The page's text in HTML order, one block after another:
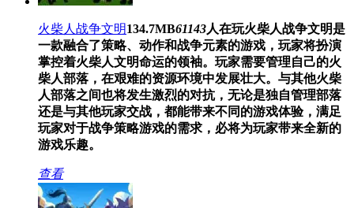
火柴人战争文明134.7MB61143人在玩火柴人战争文明是
一款融合了策略、动作和战争元素的游戏，玩家将扮演
掌控着火柴人文明命运的领袖。玩家需要管理自己的火
柴人部落，在艰难的资源环境中发展壮大。与其他火柴
人部落之间也将发生激烈的对抗，无论是独自管理部落
还是与其他玩家交战，都能带来不同的游戏体验，满足
玩家对于战争策略游戏的需求，必将为玩家带来全新的
游戏乐趣。
查看